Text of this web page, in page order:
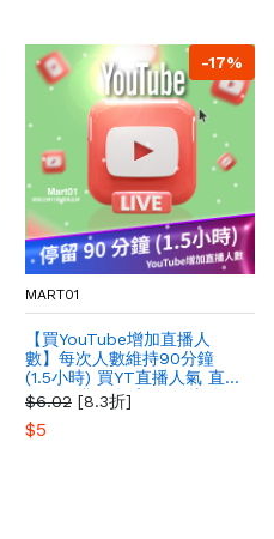
-17%
MART01
【買YouTube增加直播人
數】每次人數維持90分鐘
(1.5小時) 買YT直播人氣 直播
最多人購買 提高YT影片粉絲
曝光量
$6.02 [8.3折]
$5